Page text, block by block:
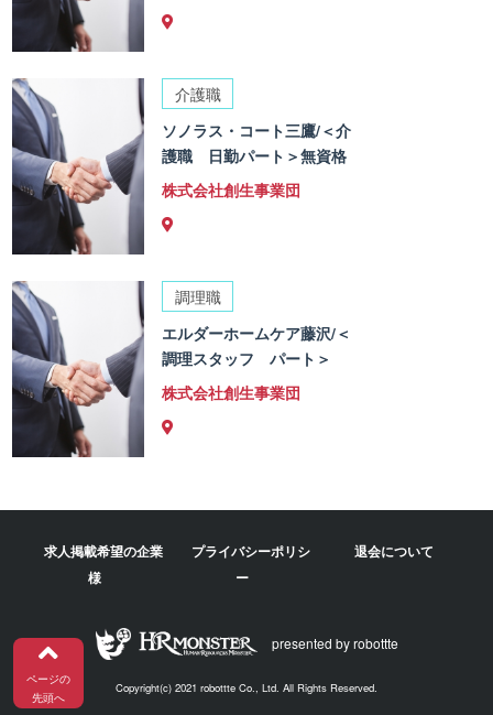
介護職
ソノラス・コート三鷹/＜介
護職 日勤パート＞無資格
株式会社創生事業団
調理職
エルダーホームケア藤沢/＜
調理スタッフ パート＞
株式会社創生事業団
ページの
先頭へ
求人掲載希望の企業
様
プライバシーポリシ
ー
退会について
presented by robottte
Copyright(c) 2021 robottte Co., Ltd. All Rights Reserved.